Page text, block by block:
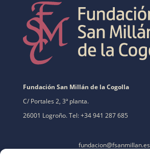
Fundación San Millán de la Cogolla
C/ Portales 2, 3ª planta.
26001 Logroño. Tel: +34 941 287 685
fundacion@fsanmillan.es